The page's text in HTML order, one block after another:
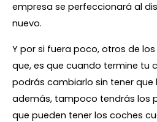
empresa se perfeccionará al
nuevo.
Y por si fuera poco, otros de
que, es que cuando termine tu
podrás cambiarlo sin tener
además, tampoco tendrás los
que pueden tener los coches